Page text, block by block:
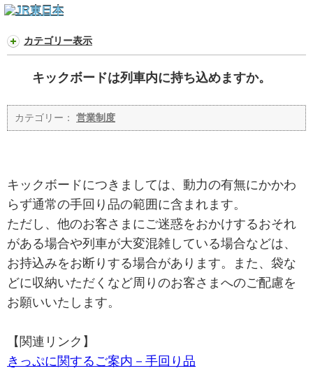
カテゴリー表示
キックボードは列車内に持ち込めますか。
カテゴリー： 営業制度
キックボードにつきましては、動力の有無にかかわ
らず通常の手回り品の範囲に含まれます。
ただし、他のお客さまにご迷惑をおかけするおそれ
がある場合や列車が大変混雑している場合などは、
お持込みをお断りする場合があります。また、袋な
どに収納いただくなど周りのお客さまへのご配慮を
お願いいたします。
【関連リンク】
きっぷに関するご案内－手回り品